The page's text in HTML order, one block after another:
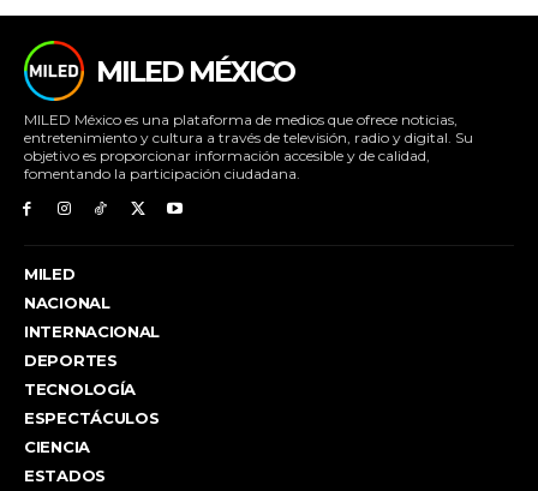
MILED MÉXICO
MILED México es una plataforma de medios que ofrece noticias,
entretenimiento y cultura a través de televisión, radio y digital. Su
objetivo es proporcionar información accesible y de calidad,
fomentando la participación ciudadana.
MILED
NACIONAL
INTERNACIONAL
DEPORTES
TECNOLOGÍA
ESPECTÁCULOS
CIENCIA
ESTADOS